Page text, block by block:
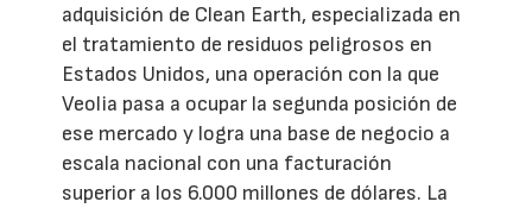
adquisición de Clean Earth, especializada en
el tratamiento de residuos peligrosos en
Estados Unidos, una operación con la que
Veolia pasa a ocupar la segunda posición de
ese mercado y logra una base de negocio a
escala nacional con una facturación
superior a los 6.000 millones de dólares. La